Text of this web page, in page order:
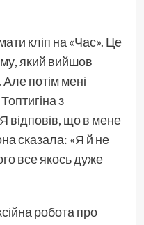
кліп на «Час». Це
який вийшов
Але потім мені
з
відповів, що в мене
сказала: «Я й не
все якось дуже
робота про